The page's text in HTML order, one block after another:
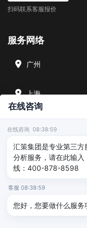
扫码联系客服报价
服务网络
广州
上海
北京
友情链接
广州海沣检测 汇策可
在线咨询
在线咨询 08:38:59
汇策集团是专业第三方
分析服务，请在此输
线：400-878-8598
客服 08:38:59
您好，您要做什么服务